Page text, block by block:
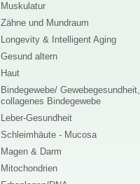
Muskulatur
Zähne und Mundraum
Longevity & Intelligent Aging
Gesund altern
Haut
Bindegewebe/ Gewebegesundheit,
collagenes Bindegewebe
Leber-Gesundheit
Schleimhäute - Mucosa
Magen & Darm
Mitochondrien